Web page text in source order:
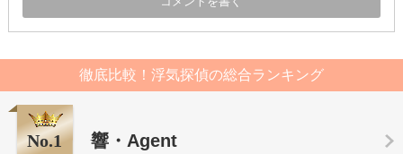
徹底比較！浮気探偵の総合ランキング
No.1 響・Agent